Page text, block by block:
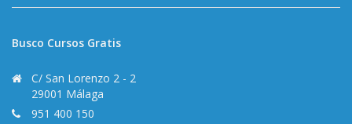
Busco Cursos Gratis
C/ San Lorenzo 2 - 2
29001 Málaga
951 400 150